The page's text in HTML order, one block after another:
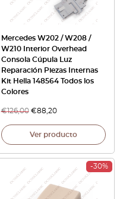
Mercedes W202 / W208 /
W210 Interior Overhead
Consola Cúpula Luz
Reparación Piezas Internas
Kit Hella 148564 Todos los
Colores
€126,00 €88,20
Ver producto
-30%